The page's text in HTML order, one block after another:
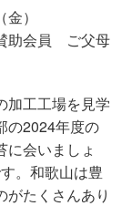
金）
助会員 ご父母
加工工場を見学
の2024年度の
に会いましょ
。和歌山は豊
たくさんあり